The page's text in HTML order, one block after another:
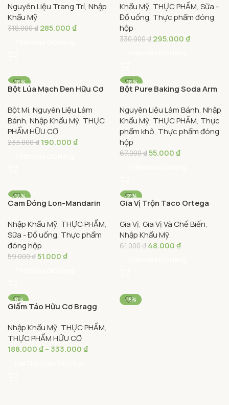
Nestle Toll House 100%
Pure Cocoa Perfect For
Baking
Nguyên Liệu Trang Trí, Nhập
Khẩu Mỹ
318.000₫ 285.000₫
Khẩu Mỹ, THỰC PHẨM, Sữa -
Đồ uống, Thực phẩm đóng
hộp
330.000₫ 295.000₫
-18%
Bột Lúa Mạch Đen Hữu Cơ
567g – Bob’s Red Mill
Organic Stone Ground
Dark Rye Flour
Bột Mì, Nguyên Liệu Làm
Bánh, Nhập Khẩu Mỹ, THỰC
PHẨM HỮU CƠ
233.000₫ 190.000₫
-18%
22G
Bột Pure Baking Soda Arm
Nguyên Liệu Làm Bánh, Nhập
Khẩu Mỹ, THỰC PHẨM, Thực
phẩm khô, Thực phẩm đóng
hộp
67.000₫55.000₫
-14%
Cam Đóng Lon-Mandarin
425g
Nhập Khẩu Mỹ, THỰC PHẨM,
Sữa - Đồ uống, Thực phẩm
đóng hộp
59.000₫51.000₫
-21%
Gia Vị Trộn Taco Ortega
Seasoning Mix
Gia Vị, Gia Vị Và Chế Biến,
Nhập Khẩu Mỹ
61.000₫ 48.000₫
-8%
473ML
Giấm Táo Hữu Cơ Bragg
Cider Vinegar
Nhập Khẩu Mỹ, THỰC PHẨM,
THỰC PHẨM HỮU CƠ
188.000₫–333.000₫
-15%